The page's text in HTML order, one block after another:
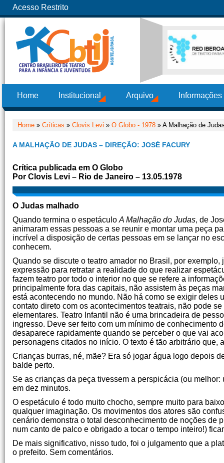
Acesso Restrito
Home Institucional Arquivo
Home » Críticas » Clovis Levi » O Globo - 1978 » A Malhação de
A MALHAÇÃO DE JUDAS – DIREÇÃO: JOSÉ FACURY
Crítica publicada em O Globo
Por Clovis Levi – Rio de Janeiro – 13.05.1978
O Judas malhado
Quando termina o espetáculo A Malhação do Judas, de
animaram essas pessoas a se reunir e montar uma peça
incrível a disposição de certas pessoas em se lançar no
conhecem.
Quando se discute o teatro amador no Brasil, por
expressão para retratar a realidade do que realizar
fazem teatro por todo o interior no que se refere a
principalmente fora das capitais, não assistem às peças
está acontecendo no mundo. Não há como se exigir deles
contato direto com os acontecimentos teatrais, não pode
elementares. Teatro Infantil não é uma brincadeira de
ingresso. Deve ser feito com um mínimo de conhecimento
desaparece rapidamente quando se perceber o que vai
personagens citados no início. O texto é tão arbitrário
Crianças burras, né, mãe? Era só jogar água logo depois
balde perto.
Se as crianças da peça tivessem a perspicácia (ou
em dez minutos.
O espetáculo é todo muito chocho, sempre muito para
qualquer imaginação. Os movimentos dos atores são
cenário demonstra o total desconhecimento de noções de
num canto de palco e obrigado a tocar o tempo inteiro!)
De mais significativo, nisso tudo, foi o julgamento que a
o prefeito. Sem comentários.